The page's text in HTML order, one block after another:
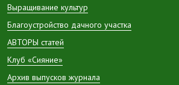
Выращивание культур
Благоустройство дачного участка
АВТОРЫ статей
Клуб «Сияние»
Архив выпусков журнала